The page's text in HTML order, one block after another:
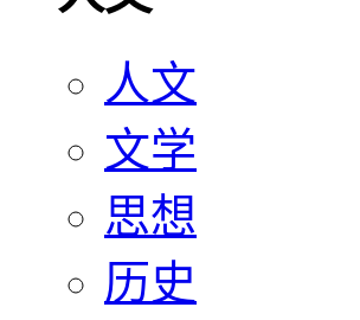
人文
文学
思想
历史